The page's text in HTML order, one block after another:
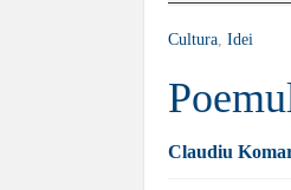
Cultura, Idei
Claudiu